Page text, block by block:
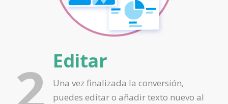
2 Editar
Una vez finalizada la conversión,
puedes editar o añadir texto nuevo al